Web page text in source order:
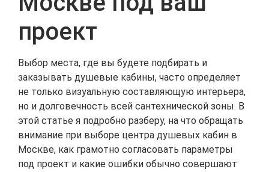
проект
Выбор места, где вы будете подбирать и
заказывать душевые кабины, часто определяет
не только визуальную составляющую интерьера,
но и долговечность всей сантехнической зоны. В
этой статье я подробно разберу, на что обращать
внимание при выборе центра душевых кабин в
Москве, как грамотно согласовать параметры
под проект и какие ошибки обычно совершают